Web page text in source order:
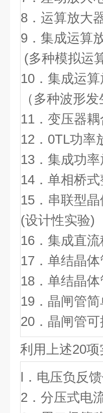
8．运
9．集成运算
(多种模拟运
10．集成运
（多种波形发
11．变压器
12．0TL功率
13．集成功
14．单相桥
15．串联型
(设计性实验)
16．集成直
17．单结晶
18．单结晶
19．晶闸管
20．晶闸管
利用上述20
l．电压
2．分压